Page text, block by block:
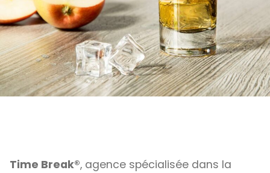
Time Break®, agence spécialisée dans la